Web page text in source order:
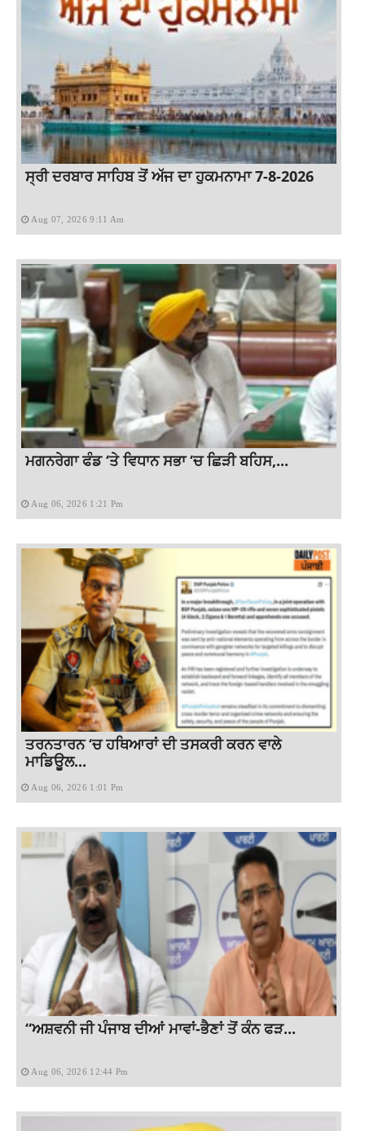
ਸ੍ਰੀ ਦਰਬਾਰ ਸਾਹਿਬ ਤੋਂ ਅੱਜ ਦਾ ਹੁਕਮਨਾਮਾ 7-8-2026
Aug 07, 2026 9:11 Am
ਮਗਨਰੇਗਾ ਫੰਡ ‘ਤੇ ਵਿਧਾਨ ਸਭਾ ‘ਚ ਛਿੜੀ ਬਹਿਸ,...
Aug 06, 2026 1:21 Pm
ਤਰਨਤਾਰਨ ‘ਚ ਹਥਿਆਰਾਂ ਦੀ ਤਸਕਰੀ ਕਰਨ ਵਾਲੇ
ਮਾਡਿਊਲ...
Aug 06, 2026 1:01 Pm
“ਅਸ਼ਵਨੀ ਜੀ ਪੰਜਾਬ ਦੀਆਂ ਮਾਵਾਂ-ਭੈਣਾਂ ਤੋਂ ਕੰਨ ਫੜ...
Aug 06, 2026 12:44 Pm